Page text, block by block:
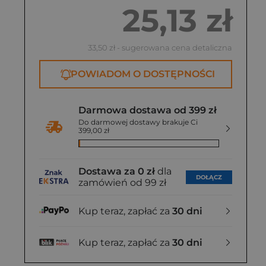
25,13 zł
33,50 zł - sugerowana cena detaliczna
POWIADOM O DOSTĘPNOŚCI
Darmowa dostawa od 399 zł
Do darmowej dostawy brakuje Ci
399,00 zł
Dostawa za 0 zł dla
zamówień od 99 zł
DOŁĄCZ
Kup teraz, zapłać za 30 dni
Kup teraz, zapłać za 30 dni